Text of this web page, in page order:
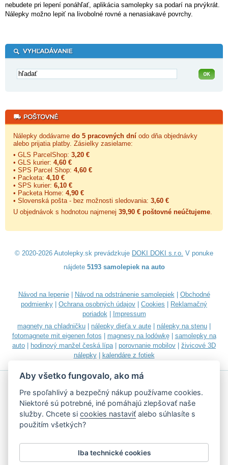
nebudete pri lepení ponáhľať, aplikácia samolepky sa podarí na prvýkrát.
Nálepky možno lepiť na livobolné rovné a nenasiakavé povrchy.
Nálepky dodávame do 5 pracovných dní odo dňa objednávky
alebo prijatia platby. Zásielky zasielame:
• GLS ParcelShop: 3,20 €
• GLS kurier: 4,60 €
• SPS Parcel Shop: 4,60 €
• Packeta: 4,10 €
• SPS kurier: 6,10 €
• Packeta Home: 4,90 €
• Slovenská pošta - bez možnosti sledovania: 3,60 €
U objednávok s hodnotou najmenej 39,90 € poštovné neúčtujeme
© 2020-2026 Autolepky.sk prevádzkuje DOKI DOKI s.r.o. V ponuke
nájdete 5193 samolepiek na auto
Návod na lepenie| Návod na odstránenie samolepiek| Obchodné
podmienky
Ochrana osobných údajov Cookies
Reklamačný
poriadok|
Impressum
magnety na chladničku
nálepky dieťa v aute nálepky na stenu
fotomagnete mit eigenen fotos
magnesy na lodówkę| samolepky na
auto
hodinový manžel česká lípa| porovnanie mobilov
živicové 3D
nálepky| kalendáre z fotiek
Akceptujeme všetky bežné platobné karty
Podľa zákona o evidencii tržieb je predávajúci povinný vystaviť
Aby všetko fungovalo, ako má
Pre spoľahlivý a bezpečný nákup používame cookies.
Niektoré sú potrebné, iné pomáhajú zlepšovať naše
služby. Chcete sicookies nastaviť alebo súhlasíte s
použitím všetkých?
Iba technické cookies